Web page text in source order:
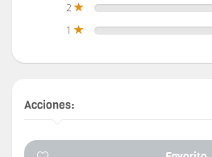
2
1
Acciones: